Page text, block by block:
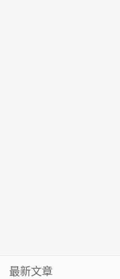
最新文章